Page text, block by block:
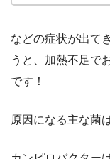
などの症状が出て
うと、加熱不足で
です！
原因になる主な菌